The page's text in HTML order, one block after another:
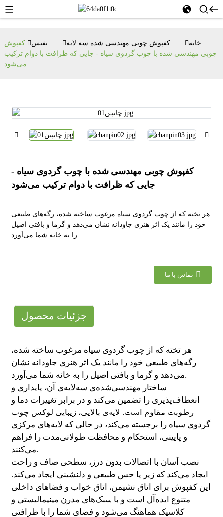
خانه کفپوش چوبی مهندسی شده سه لایه نفیس
کفپوش
چوبی مهندسی شده با چوب گردوی سیاه - جایی که ظرافت با دوام ترکیب
می‌شود
کفپوش چوبی مهندسی شده با چوب گردوی سیاه -
جایی که ظرافت با دوام ترکیب می‌شود
هر تخته که از چوب گردوی سیاه مرغوب ساخته شده، رگه‌های طبیعی
خود را مانند یک اثر هنری جاودانه نشان می‌دهد و گرما و بافتی اصیل
را به خانه شما می‌آورد.
تماس با ما
جزئیات محصول
هر تخته که از چوب گردوی سیاه مرغوب ساخته شده،
رگه‌های طبیعی خود را مانند یک اثر هنری جاودانه نشان
می‌دهد و گرما و بافتی اصیل را به خانه شما می‌آورد.
ساختار مهندسی‌شده‌ی سه‌لایه‌ی آن، پایداری و
انعطاف‌پذیری را تضمین می‌کند و در برابر تغییرات دما و
رطوبت مقاوم است. لایه‌ی بالایی، زیبایی لوکس چوب
گردوی سیاه را برجسته می‌کند، در حالی که لایه‌های مرکزی
و پایینی، استحکام و محافظت طولانی‌مدت را فراهم
می‌کنند.
نصب آسان با اتصالات بدون درز، سطحی صاف و راحت
ایجاد می‌کند که زیر پا حس طبیعی و دلنشینی ایجاد می‌کند.
این کفپوش برای اتاق نشیمن، اتاق خواب و فضاهای داخلی
متنوع ایده‌آل است و با سبک‌های مدرن مینیمالیستی و
کلاسیک هماهنگ می‌شود و فضای شما را با ظرافتی